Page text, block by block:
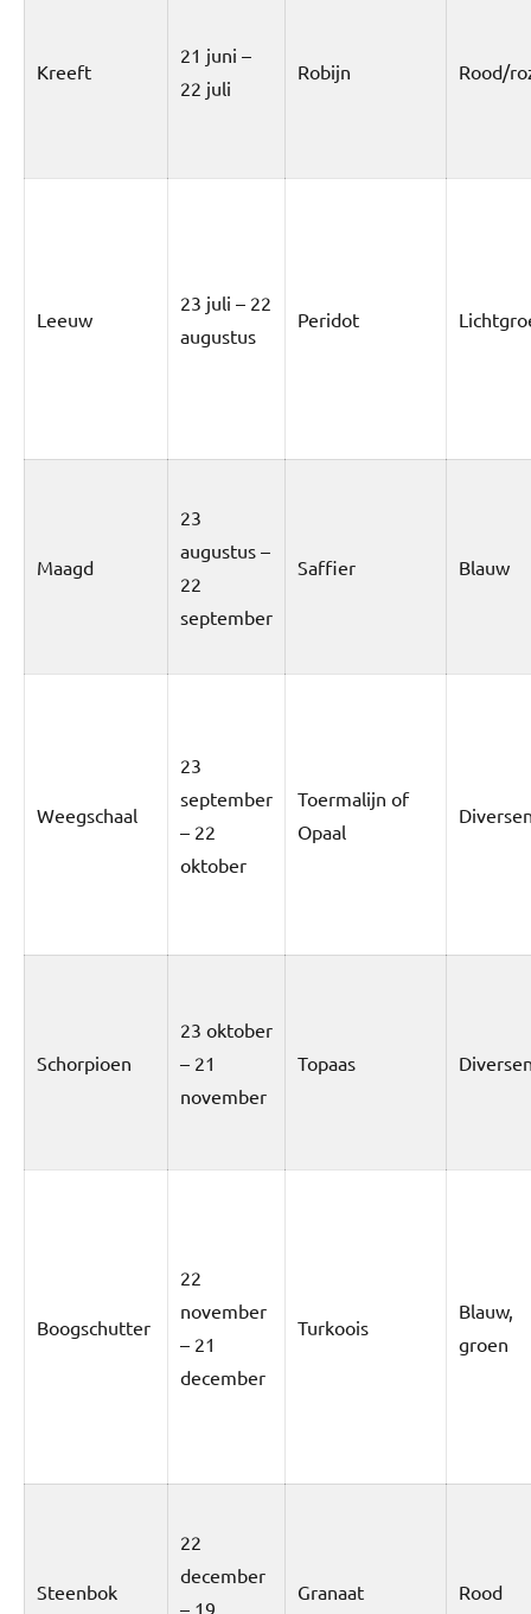
Kreeft
21 juni –
22 juli
Robijn Rood/
Leeuw
23 juli – 22
augustus
Peridot
Maagd
23
augustus –
22
september
Saffier Blauw
Weegschaal
23
september
– 22
oktober
Toermalijn of
Opaal
Schorpioen
23 oktober
– 21
november
Topaas
Boogschutter
22
november
– 21
december
Turkoois
Blauw,
groen
Steenbok
22
december
– 19
Granaat Rood